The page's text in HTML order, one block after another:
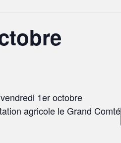
1er octobre
agricole le Grand Comté